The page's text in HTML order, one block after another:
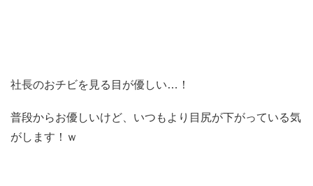
社長のおチビを見る目が優しい…！
普段からお優しいけど、いつもより目尻が下がっている気
がします！ｗ